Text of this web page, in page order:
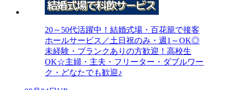
20～50代活躍中！結婚式場・百花籠で接客
ホールサービス／土日祝のみ・週1～OK◎
未経験・ブランクありの方歓迎！高校生
OK☆主婦・主夫・フリーター・ダブルワー
ク・どなたでも歓迎♪